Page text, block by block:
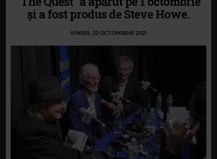
și a fost produs de Steve Howe.
VINERI, 22 OCTOMBRIE 2021